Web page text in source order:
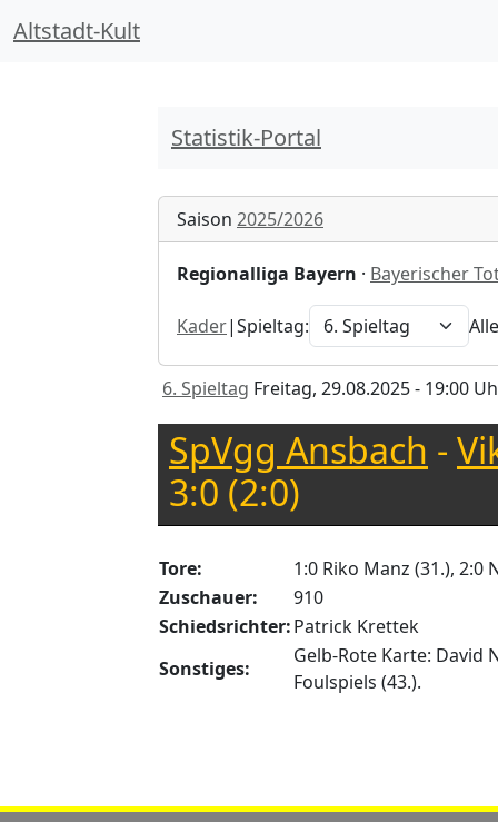
Altstadt-Kult
Statistik-Portal
Saison 2025/2026
Regionalliga Bayern · Bayerischer
Kader|Spieltag:
6. Spieltag Freitag, 29.08.2025 - 19:00
SpVgg Ansbach -
3:0 (2:0)
Tore:
1:0 Riko Manz (31.), 2:0
Zuschauer:
910
Schiedsrichter:Patrick Krettek
Sonstiges:
Gelb-Rote Karte:
Foulspiels (43.).